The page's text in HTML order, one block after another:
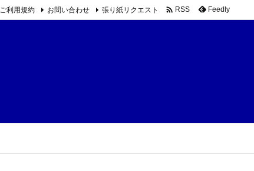
ご利用規約 お問い合わせ 張り紙リクエスト  RSS Feedly